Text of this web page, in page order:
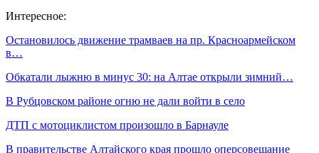
Интересное:
Остановилось движение трамваев на пр. Красноармейском
в…
Обкатали лыжню в минус 30: на Алтае открыли зимний…
В Рубцовском районе огню не дали войти в село
ДТП с мотоциклистом произошло в Барнауле
В правительстве Алтайского края прошло оперсовещание